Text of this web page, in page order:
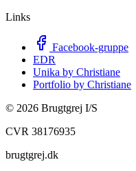
Links
Facebook-gruppe
EDR
Unika by Christiane
Portfolio by Christiane
© 2026 Brugtgrej I/S
CVR 38176935
brugtgrej.dk